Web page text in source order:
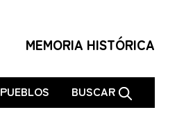
MEMORIA HISTÓRICA
PUEBLOS BUSCAR